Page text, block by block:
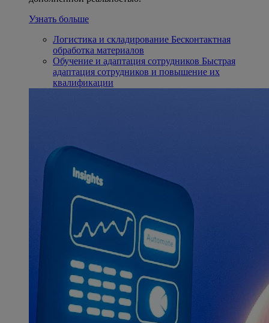
Узнать больше
Логистика и складирование Бесконтактная
обработка материалов
Обучение и адаптация сотрудников Быстрая
адаптация сотрудников и повышение их
квалификации